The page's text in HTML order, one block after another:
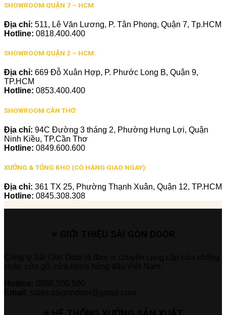
SHOWROOM QUẬN 7 – HCM
Địa chỉ: 511, Lê Văn Lương, P. Tân Phong, Quận 7, Tp.HCM
Hotline: 0818.400.400
SHOWROOM QUẬN 2 – HCM:
Địa chỉ: 669 Đỗ Xuân Hợp, P. Phước Long B, Quận 9,
TP.HCM
Hotline: 0853.400.400
SHOWROOM CẦN THƠ:
Địa chỉ: 94C Đường 3 tháng 2, Phường Hưng Lợi, Quận
Ninh Kiều, TP.Cần Thơ
Hotline: 0849.600.600
XƯỞNG & TỔNG KHO (CÓ HÀNG GIAO NGAY):
Địa chỉ: 361 TX 25, Phường Thạnh Xuân, Quận 12, TP.HCM
Hotline: 0845.308.308